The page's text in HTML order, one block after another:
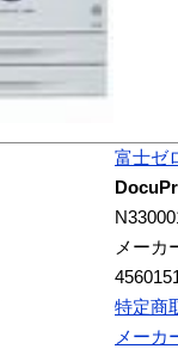
富士ゼ
メーカ
特定商
メーカ